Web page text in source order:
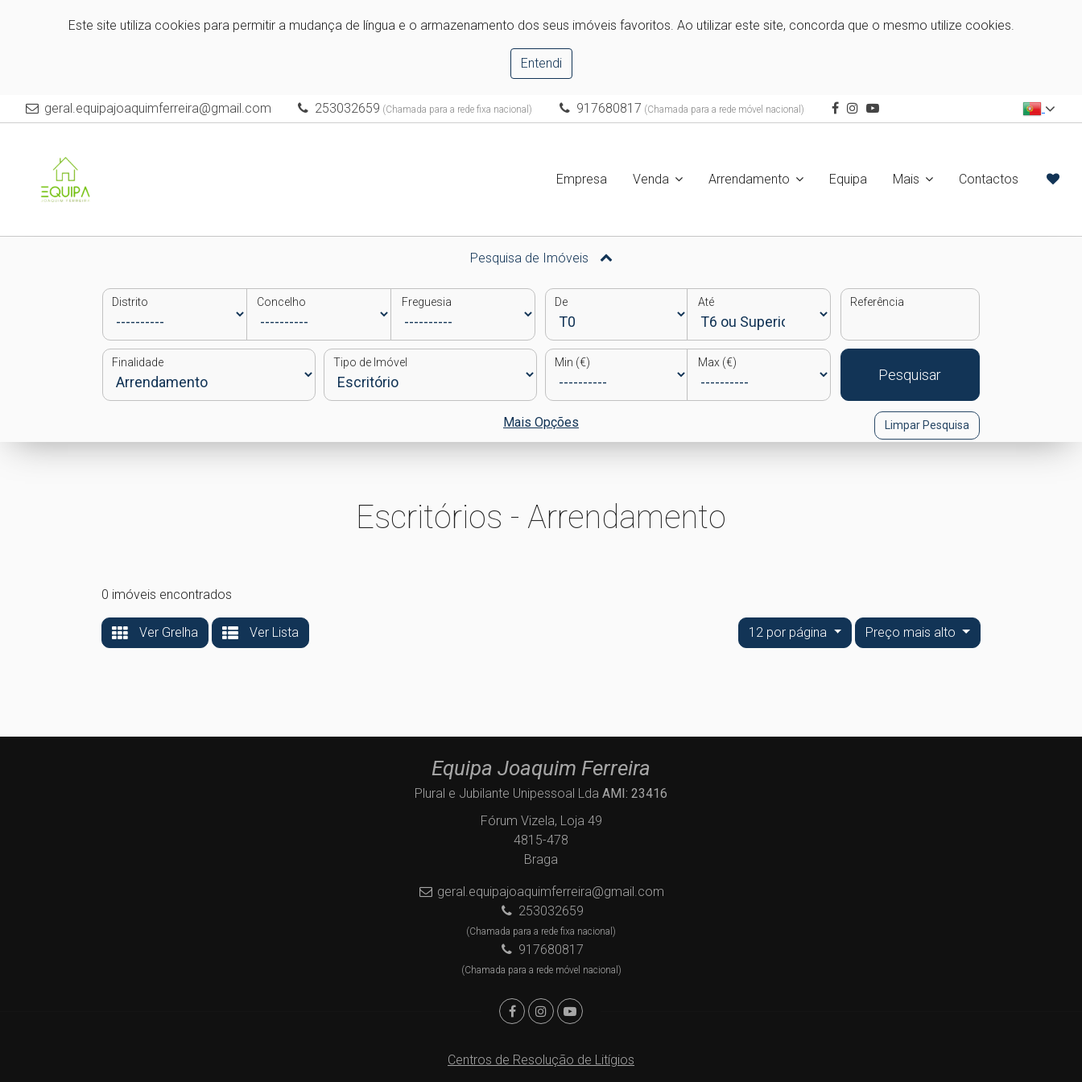
Este site utiliza cookies para permitir a mudança de língua e o armazenamento dos seus imóveis favoritos. Ao utilizar este site, concorda que o mesmo utilize cookies.
Entendi
geral.equipajoaquimferreira@gmail.com 253032659 (Chamada para a rede fixa nacional) 917680817 (Chamada para a rede móvel nacional)
Empresa Venda Arrendamento Equipa Mais Contactos
Pesquisa de Imóveis
Distrito Concelho Freguesia De Até Referência
Finalidade Tipo de Imóvel Min (€) Max (€)
Pesquisar
Mais Opções Limpar Pesquisa
Escritórios - Arrendamento
0 imóveis encontrados
Ver Grelha Ver Lista 12 por página Preço mais alto
Equipa Joaquim Ferreira
Plural e Jubilante Unipessoal Lda AMI: 23416
Fórum Vizela, Loja 49
4815-478
Braga
geral.equipajoaquimferreira@gmail.com
253032659
(Chamada para a rede fixa nacional)
917680817
(Chamada para a rede móvel nacional)
Centros de Resolução de Litígios